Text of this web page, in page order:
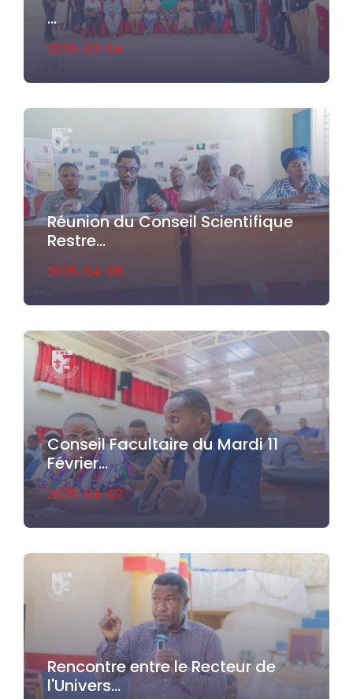
...
2026-03-04
Réunion du Conseil Scientifique
Restre...
2025-04-06
Conseil Facultaire du Mardi 11
Février...
2025-04-02
Rencontre entre le Recteur de
l'Univers...